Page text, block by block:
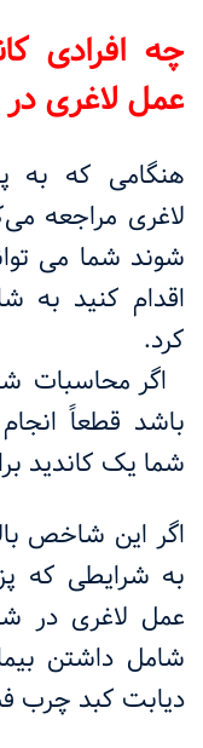
چه افرادی
عمل لاغری
هنگامی که به
لاغری مراجعه
شوند شما می
اقدام کنید به
کرد.
اگر محاسبات
باشد قطعاً
شما یک کاندید
اگر این شاخص
به شرایطی که
عمل لاغری در
شامل داشتن
دیابت کبد چرب